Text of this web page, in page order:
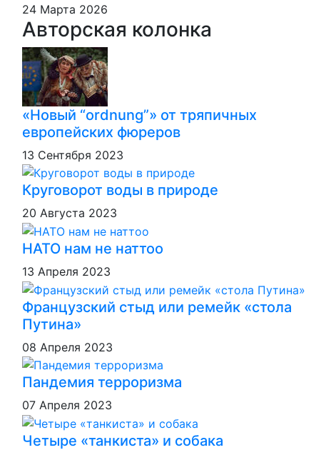
24 Марта 2026
Авторская колонка
«Новый “ordnung”» от тряпичных
европейских фюреров
13 Сентября 2023
Круговорот воды в природе
20 Августа 2023
НАТО нам не наттоо
13 Апреля 2023
Французский стыд или ремейк «стола
Путина»
08 Апреля 2023
Пандемия терроризма
07 Апреля 2023
Четыре «танкиста» и собака